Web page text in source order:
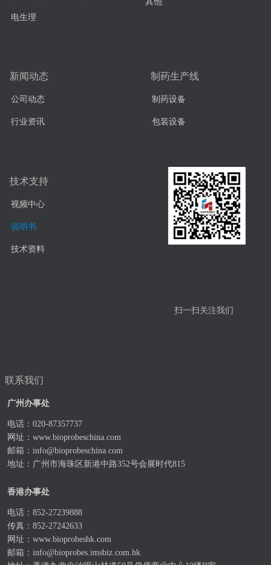
电生理
制药生产线
制药设备
包装设备
技术支持
视频中心
说明书
技术资料
新闻动态
公司动态
行业资讯
联系我们
扫一扫关注我们
广州办事处
电话：020-87357737
网址： www.bioprobeschina.com
邮箱： info@bioprobeschina.com
地址：广州市海珠区新港中路352号会展时代815
香港办事处
电话：852-27239888
传真：852-27242633
网址： www.bioprobeshk.com
邮箱： info@bioprobes.imsbiz.com.hk